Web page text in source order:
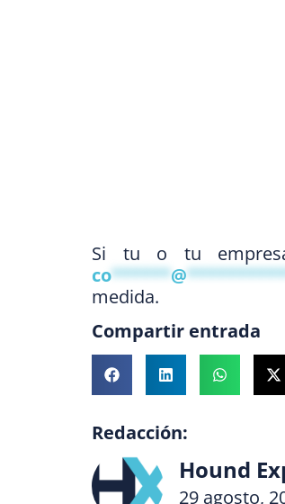
Si tu o tu
co******@
medida.
Compartir entrada
Redacción:
Hound
29 agosto,